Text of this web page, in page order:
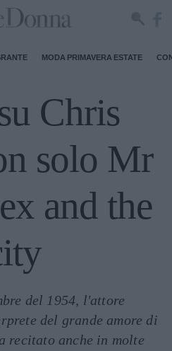
MODA PRIMAVERA ESTATE
Chris
solo Mr
and the
del 1954, l'attore
del grande amore di
recitato anche in molte